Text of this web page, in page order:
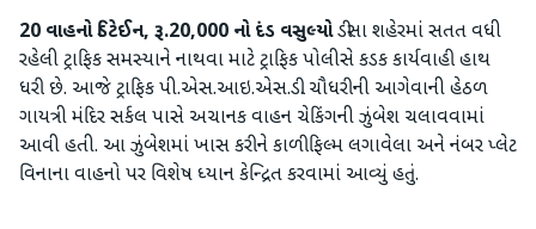
20 વાહનો ડિટેઈન, રૂ.20,000 નો દંડ વસુલ્યોડીસા શહેરમાં સતત વધી
રહેલી ટ્રાફિક સમસ્યાને નાથવા માટે ટ્રાફિક પોલીસે કડક કાર્યવાહી હાથ
ધરી છે. આજે ટ્રાફિક પી.એસ.આઇ.એસ.ડી. ચૌધરીની આગેવાની હેઠળ
ગાયત્રી મંદિર સર્કલ પાસે અચાનક વાહન ચેકિંગની ઝુંબેશ ચલાવવામાં
આવી હતી. આ ઝુંબેશમાં ખાસ કરીને કાળી ફિલ્મ લગાવેલા અને નંબર પ્લેટ
વિનાના વાહનો પર વિશેષ ધ્યાન કેન્દ્રિત કરવામાં આવ્યું હતું.